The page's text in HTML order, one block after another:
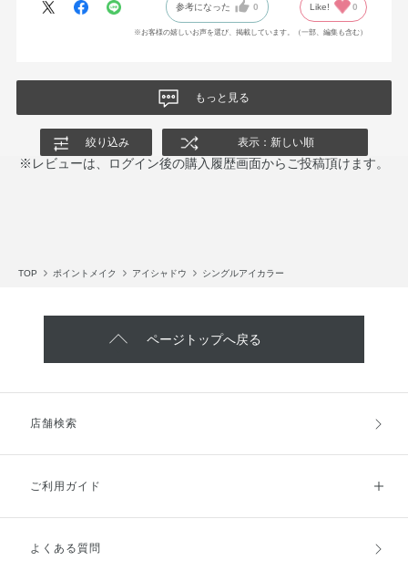
参考になった 0 Like! 0
※お客様の嬉しいお声を選び、掲載しています。（一部、編集も含む）
もっと見る
絞り込み 表示：新しい順
※レビューは、ログイン後の購入履歴画面からご投稿頂けます。
TOP ポイントメイク アイシャドウ シングルアイカラー
ページトップへ戻る
店舗検索
ご利用ガイド
ご利用ガイドトップ
よくある質問